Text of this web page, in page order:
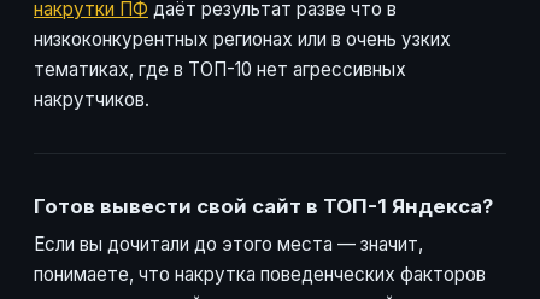
накрутки ПФ даёт результат разве что в
низкоконкурентных регионах или в очень узких
тематиках, где в ТОП-10 нет агрессивных
накрутчиков.
Готов вывести свой сайт в ТОП-1 Яндекса?
Если вы дочитали до этого места — значит,
понимаете, что накрутка поведенческих факторов